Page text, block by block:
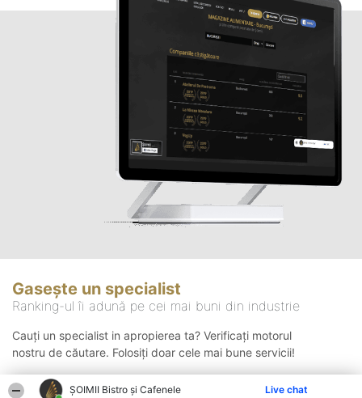
ȘOIMII Bistro și Cafenele Live chat
Gasește un specialist
Ranking-ul îi adună pe cei mai buni din industrie
Cauți un specialist in apropierea ta? Verificați motorul
nostru de căutare. Folosiți doar cele mai bune servicii!